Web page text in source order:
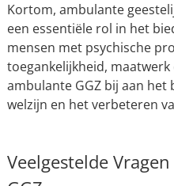
Kortom, ambulante
een essentiële rol in het
mensen met psychische
toegankelijkheid,
ambulante GGZ bij aan
welzijn en het verbeteren
Veelgestelde